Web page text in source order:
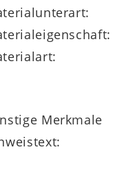
Merkmale